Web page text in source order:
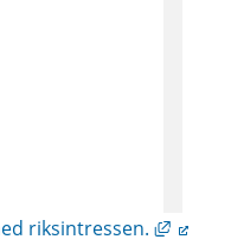
riksintressen.
Länk